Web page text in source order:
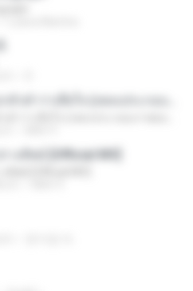
างทิพย์ [Official MV]